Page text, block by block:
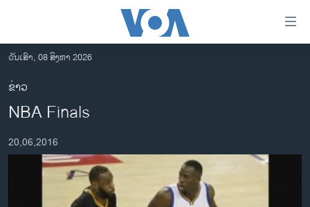
ເຂົ້າ
ຫາ
ຂ້າມ
ຂ້າມ
ໄປ
ອາເມຣິກາ
ການເລືອກຕັ້ງ ປະທານາທີບໍດີ ສະຫະລັດ 2024
ຂ່າວ​ຈີນ
ວັນເສົາ, 08 ສິງຫາ 2026
ຂ່າວ
NBA Finals
20,06,2016